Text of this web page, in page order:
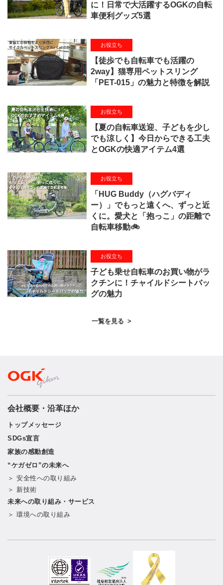
に！日常で大活躍するOGKの自転
車便利グッズ5選
お役立ち
【徒歩でも自転車でも活躍の
2way】猫専用ペットスリング
「PET-015」の魅力と特徴を解説
お役立ち
【夏の自転車送迎、子どもを少し
でも涼しく】今日からできる工夫
とOGKの快適アイテム4選
お役立ち
「HUG Buddy（ハグバディ
ー）」でもっと遠くへ、ずっと近
くに。愛犬と「抱っこ」の距離で
自転車移動🚲
お役立ち
子ども乗せ自転車のお買い物がラ
クチンに！チャイルドシートバッ
グの魅力
一覧を見る >
会社概要・沿革ほか
トップメッセージ
SDGs宣言
家族の感動創造
“ケガゼロ”の未来へ
＞ 安全性への取り組み
＞ 新技術
未来への取り組み・サービス
＞ 環境への取り組み